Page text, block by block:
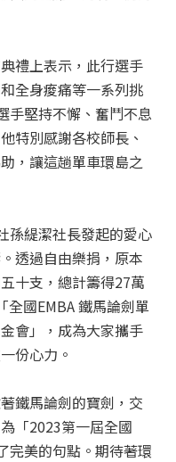
禮上表示，此行選手
全身痠痛等一系列挑
手堅持不懈、奮鬥不息
特別感謝各校師長、
，讓這趟單車環島之
孫緹潔社長發起的愛心
透過自由樂捐，原本
十支，總計籌得27萬
國EMBA 鐵馬論劍單
會」，成為大家攜手
份心力。
鐵馬論劍的寶劍，交
「2023第一屆全國
完美的句點。期待著環